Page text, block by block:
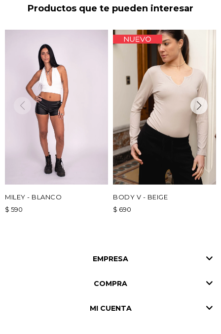
Productos que te pueden interesar
MILEY - BLANCO
$ 590
BODY V - BEIGE
$ 690
EMPRESA
COMPRA
MI CUENTA